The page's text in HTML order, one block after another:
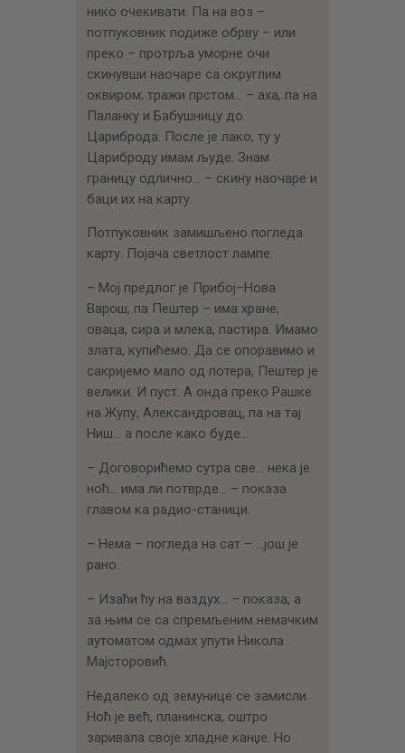
нико очекивати. Па на воз –
потпуковник подиже обрву – или
преко – протрља уморне очи
скинувши наочаре са округлим
оквиром; тражи прстом… – аха, па на
Паланку и Бабушницу до
Цариброда. После је лако, ту у
Цариброду имам људе. Знам
границу одлично… – скину наочаре и
баци их на карту.
Потпуковник замишљено погледа
карту. Појача светлост лампе.
– Мој предлог је Прибој–Нова
Варош, па Пештер – има хране,
оваца, сира и млека, пастира. Имамо
злата, купићемо. Да се опоравимо и
сакријемо мало од потера, Пештер је
велики. И пуст. А онда преко Рашке
на Жупу, Александровац, па на тај
Ниш… а после како буде…
– Договорићемо сутра све… нека је
ноћ… има ли потврде… – показа
главом ка радио-станици.
– Нема – погледа на сат – …још је
рано.
– Изаћи ћу на ваздух… – показа, а
за њим се са спремљеним немачким
аутоматом одмах упути Никола
Мајсторовић.
Недалеко од земунице се замисли.
Ноћ је већ, планинска, оштро
заривала своје хладне канџе. Но